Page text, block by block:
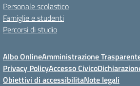
Personale scolastico
Famiglie e studenti
Percorsi di studio
Albo OnlineAmministrazione
Privacy PolicyAccesso Civico
Obiettivi di accessibilitaNote legali